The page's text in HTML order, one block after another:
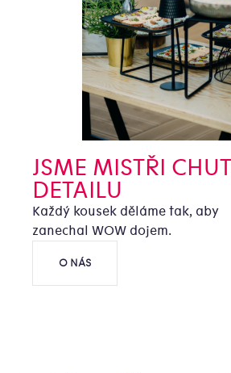
JSME MISTŘI
DETAILU
Každý kousek děláme tak, aby
zanechal WOW dojem.
O NÁS